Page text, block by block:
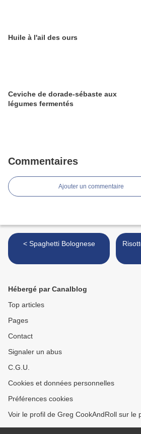
Huile à l'ail des ours
Ceviche de dorade-sébaste aux
légumes fermentés
Commentaires
Ajouter un commentaire
< Spaghetti Bolognese
Hébergé par Canalblog
Top articles
Pages
Contact
Signaler un abus
C.G.U.
Cookies et données personnelles
Préférences cookies
Voir le profil de Greg CookAndRoll sur le